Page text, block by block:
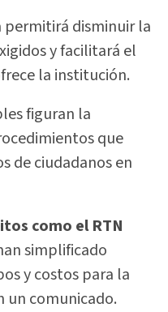
permitirá disminuir la
y facilitará el
la institución.
figuran la
que
de ciudadanos en
como el RTN
simplificado
y costos para la
un comunicado.